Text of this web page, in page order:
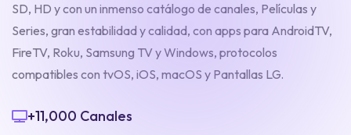
SD, HD y con un inmenso catálogo de canales, Películas y
Series, gran estabilidad y calidad, con apps para AndroidTV,
FireTV, Roku, Samsung TV y Windows, protocolos
compatibles con tvOS, iOS, macOS y Pantallas LG.
+11,000 Canales